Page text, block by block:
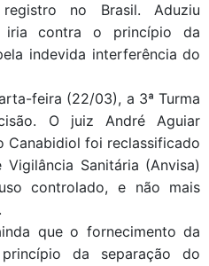
no Brasil. Aduziu
iria contra o princípio da
indevida interferência do
feira (22/03), a 3ª Turma
O juiz André Aguiar
Canabidiol foi reclassificado
Sanitária (Anvisa)
controlado, e não mais
que o fornecimento da
da separação do